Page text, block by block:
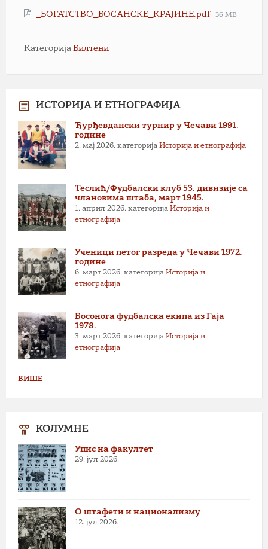
_БОГАТСТВО_БОСАНСКЕ_КРАЈИНЕ.pdf File
36 MB
Категорија Билтени
ИСТОРИЈА И ЕТНОГРАФИЈА
Ђурђевдански турнир у Чечави 1991.
године
2. мај 2026. категорија Историја и етнографија
Теслић/Фудбалски клуб 53. дивизије са
члановима штаба, март 1945.
1. април 2026. категорија Историја и
етнографија
Ученици петог разреда у Чечави 1972.
године
6. март 2026. категорија Историја и
етнографија
Босонога фудбалска екипа из Гаја –
1978.
3. март 2026. категорија Историја и
етнографија
ВИШЕ
КОЛУМНЕ
Упис на факултет
29. јул 2026.
О штафети и национализму
12. јул 2026.